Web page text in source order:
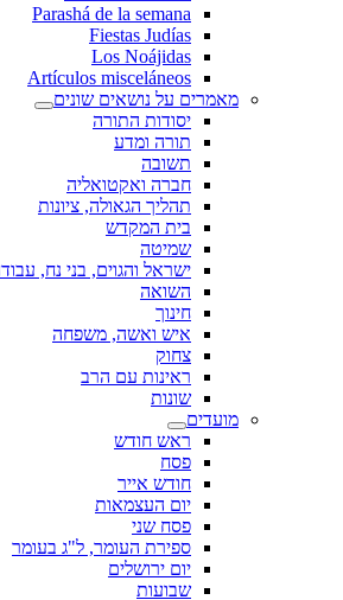
Parashá de la semana
Fiestas Judías
Los Noájidas
Artículos misceláneos
מאמרים על נושאים שונים
יסודות התורה
תורה ומדע
תשובה
חברה ואקטואליה
תהליך הגאולה, ציונות
בית המקדש
שמיטה
ישראל והגוים, בני נח,
השואה
חינוך
איש ואשה, משפחה
צחוק
ראינות עם הרב
שונות
מועדים
ראש חודש
פסח
חודש אייר
יום העצמאות
פסח שני
ספירת העומר, ל"ג בעומר
יום ירושלים
שבועות